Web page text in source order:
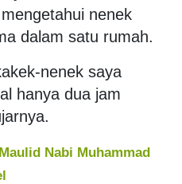
nenek
dalam satu rumah.
nenek saya
hanya dua jam
Nabi Muhammad